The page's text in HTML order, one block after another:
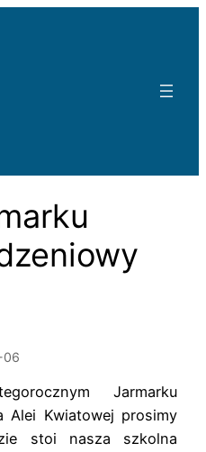
06
Jarmarku
Alei Kwiatowej prosimy
stoi nasza szkolna